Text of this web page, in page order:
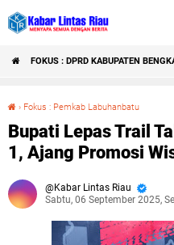
FOKUS : DPRD KABUPATEN
› Fokus : Pemkab Labuhanbatu
Bupati Lepas Trail
1, Ajang Promosi
Kabar Lintas Riau
Sabtu, 06 September 2025,